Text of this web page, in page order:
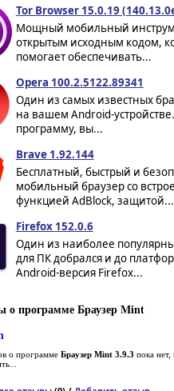
Tor Browser 15.0.19
Мощный мобильный
открытым исходным кодом,
помогает обеспечивать...
Opera 100.2.5122.89341
Один из самых известных
на вашем Android-
программу, вы...
Brave 1.92.144
Бесплатный, быстрый и
мобильный браузер со
функцией AdBlock, защитой...
Firefox 152.0.6
Один из наиболее
для ПК добрался и до
Android-версия Firefox...
о программе Браузер Mint
о программе Браузер Mint 3.9.3 пока